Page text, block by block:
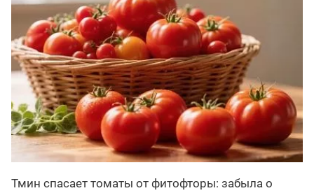
Тмин спасает томаты от фитофторы: забыла о